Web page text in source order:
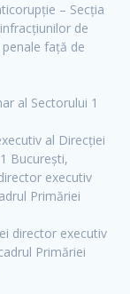
– Secția
de
față de
al Sectorului 1
al Direcției
București,
executiv
Primăriei
director executiv
Primăriei